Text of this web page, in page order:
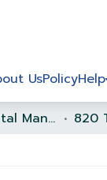
UsPolicyHelp
820 Environmental Management 820